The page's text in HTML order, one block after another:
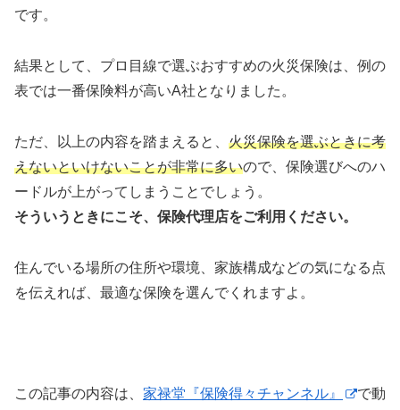
です。
結果として、プロ目線で選ぶおすすめの火災保険は、例の
表では一番保険料が高いA社となりました。
ただ、以上の内容を踏まえると、 火災保険を選ぶときに考
えないといけないことが非常に多いので、保険選びへのハ
ードルが上がってしまうことでしょう。
そういうときにこそ、保険代理店をご利用ください。
住んでいる場所の住所や環境、家族構成などの気になる点
を伝えれば、最適な保険を選んでくれますよ。
この記事の内容は、 家禄堂『保険得々チャンネル』
で動